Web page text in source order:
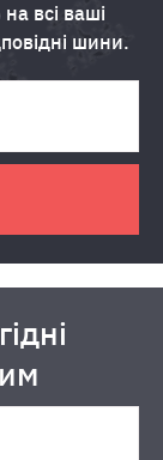
всі ваші
шини.